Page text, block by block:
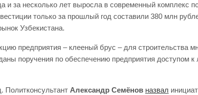
и за несколько лет выросла в современный комплекс
только за прошлый год составили 380 млн
Узбекистана.
предприятия – клееный брус – для
поручения по обеспечению предприятия
Политконсультант Александр Семёнов назвал